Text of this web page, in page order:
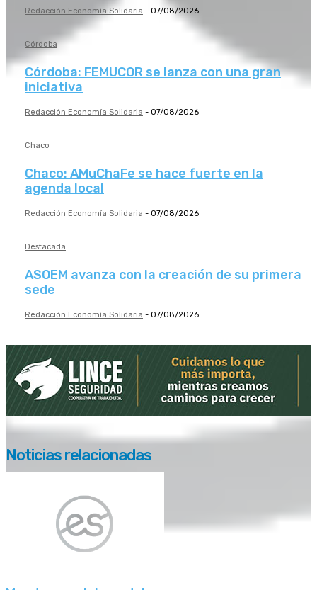
Redacción Economía Solidaria - 07/08/2026
Córdoba
Córdoba: FEMUCOR se lanza con una gran
iniciativa
Redacción Economía Solidaria - 07/08/2026
Chaco
Chaco: AMuChaFe se hace fuerte en la
agenda local
Redacción Economía Solidaria - 07/08/2026
Destacada
ASOEM avanza con la creación de su primera
sede
Redacción Economía Solidaria - 07/08/2026
Noticias relacionadas